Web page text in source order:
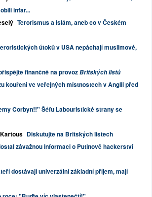
infar...
Terorismus a islám, aneb co v Českém
útoků v USA nepáchají muslimové,
finančně na provozBritských listů
kouření ve veřejných místnostech v Anglii před
Corbyn!!" Šéfu Labouristické strany se
Diskutujte na Britských listech
závažnou informaci o Putinově hackerství
dostávají univerzální základní příjem, mají